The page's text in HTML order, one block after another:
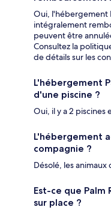
Oui, l'hébergement
intégralement
peuvent être
Consultez la
de détails sur les
L'hébergement
d'une piscine ?
Oui, il y a 2 piscines
L'hébergement
compagnie ?
Désolé, les
Est-ce que Palm
sur place ?